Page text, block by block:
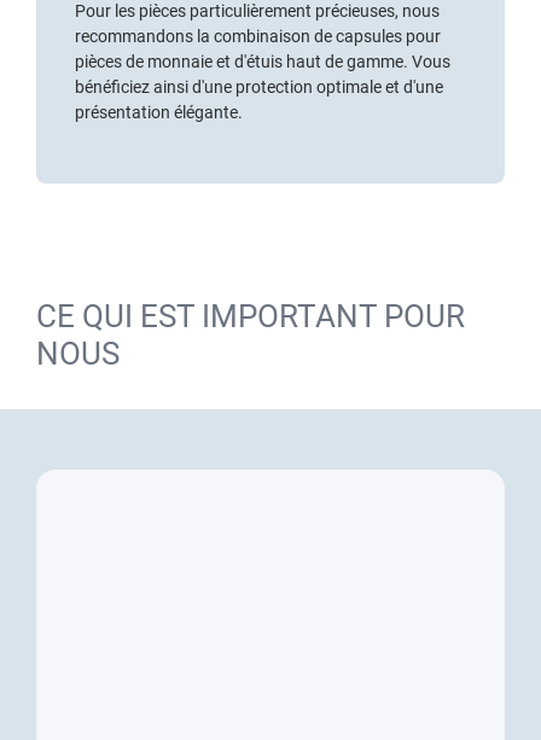
Pour les pièces particulièrement précieuses, nous
recommandons la combinaison de capsules pour
pièces de monnaie et d'étuis haut de gamme. Vous
bénéficiez ainsi d'une protection optimale et d'une
présentation élégante.
CE QUI EST IMPORTANT POUR
NOUS